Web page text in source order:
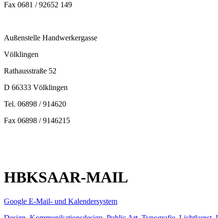
Fax 0681 / 92652 149
Außenstelle Handwerkergasse
Völklingen
Rathausstraße 52
D 66333 Völklingen
Tel. 06898 / 914620
Fax 06898 / 9146215
HBKSAAR-MAIL
Google E-Mail- und Kalendersystem